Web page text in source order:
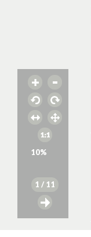
10%
1 / 11